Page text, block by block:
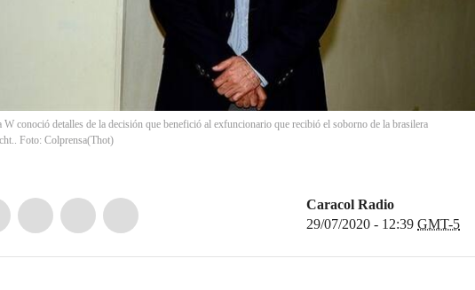
W conoció detalles de la decisión que benefició al exfuncionario que recibió el soborno de la brasilera
Foto: Colprensa(Thot)
Caracol Radio
29/07/2020 - 12:39 GMT-5